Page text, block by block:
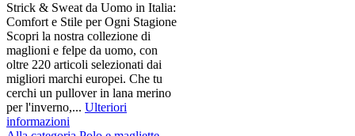
Strick & Sweat da Uomo in Italia:
Comfort e Stile per Ogni Stagione
Scopri la nostra collezione di
maglioni e felpe da uomo, con
oltre 220 articoli selezionati dai
migliori marchi europei. Che tu
cerchi un pullover in lana merino
per l'inverno,... Ulteriori
informazioni